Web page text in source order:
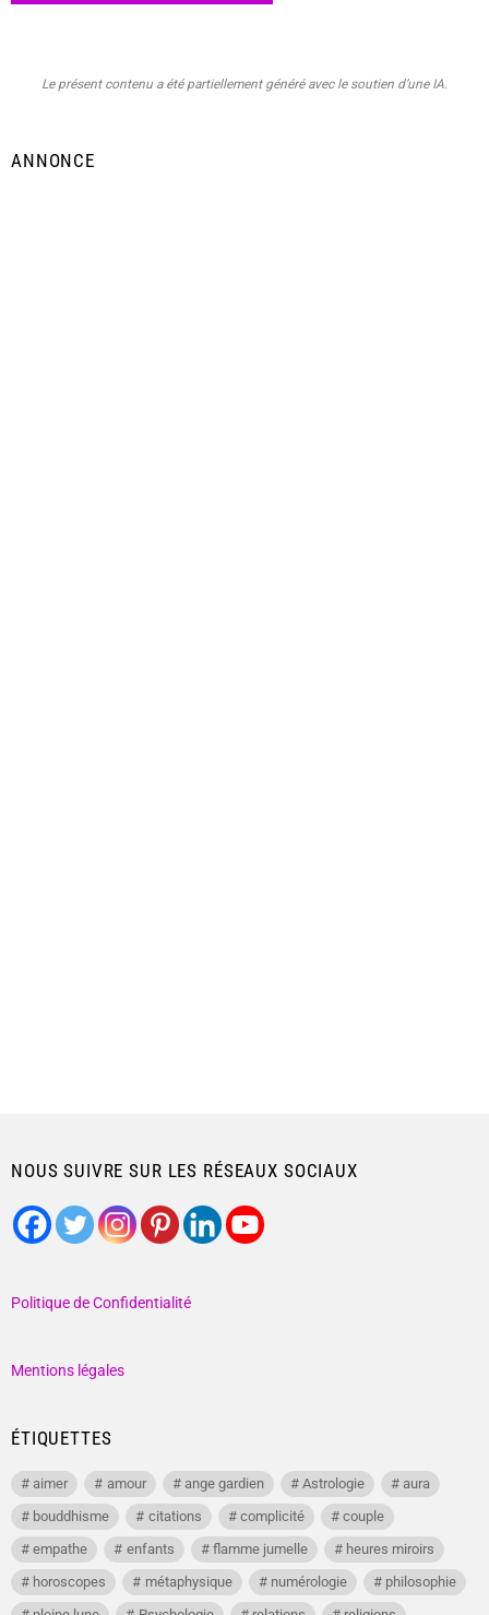
Le présent contenu a été partiellement généré avec le soutien d’une IA.
ANNONCE
NOUS SUIVRE SUR LES RÉSEAUX SOCIAUX
Politique de Confidentialité
Mentions légales
ÉTIQUETTES
aimer amour ange gardien Astrologie
aura
bouddhisme
citations complicité
couple
empathe
enfants flamme jumelle
heures miroirs
horoscopes
métaphysique numérologie
philosophie